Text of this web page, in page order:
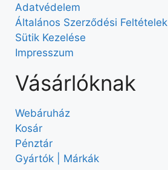
Adatvédelem
Általános Szerződési Feltételek
Sütik Kezelése
Impresszum
Vásárlóknak
Webáruház
Kosár
Pénztár
Gyártók | Márkák